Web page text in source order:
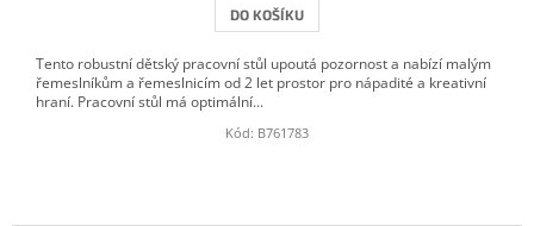
DO KOŠÍKU
Tento robustní dětský pracovní stůl upoutá pozornost a nabízí malým
řemeslníkům a řemeslnicím od 2 let prostor pro nápadité a kreativní
hraní. Pracovní stůl má optimální...
Kód: B761783